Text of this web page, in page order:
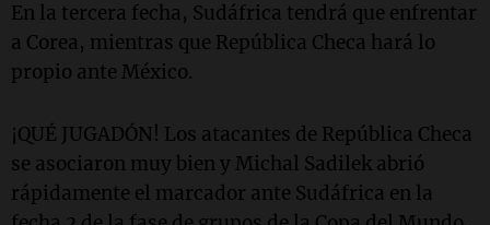
En la tercera fecha, Sudáfrica tendrá que enfrentar
a Corea, mientras que República Checa hará lo
propio ante México.
¡QUÉ JUGADÓN! Los atacantes de República Checa
se asociaron muy bien y Michal Sadilek abrió
rápidamente el marcador ante Sudáfrica en la